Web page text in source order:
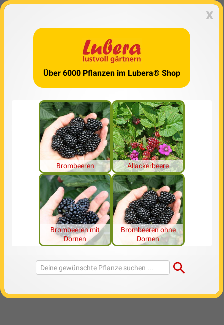
x
Über 6000 Pflanzen im Lubera® Shop
Brombeeren Allackerbeere
Brombeeren mit
Dornen
Brombeeren ohne
Dornen